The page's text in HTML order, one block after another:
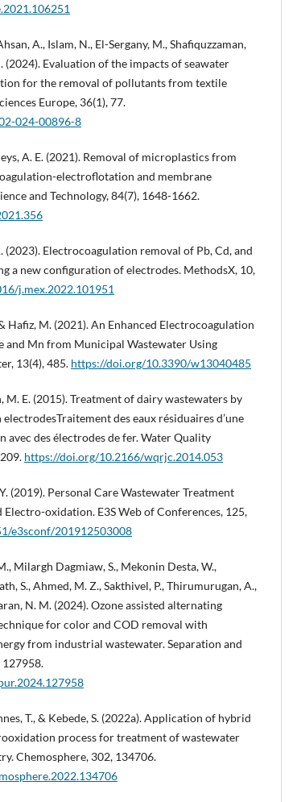
A., Islam, N., El-Sergany, M., Shafiquzzaman,
(2024). Evaluation of the impacts of seawater
for the removal of pollutants from textile
Europe, 36(1), 77.
024-00896-8
A. E. (2021). Removal of microplastics from
electroflotation and membrane
and Technology, 84(7), 1648-1662.
(2023). Electrocoagulation removal of Pb, Cd, and
a new configuration of electrodes. MethodsX, 10,
j.mex.2022.101951
Hafiz, M. (2021). An Enhanced Electrocoagulation
and Mn from Municipal Wastewater Using
13(4), 485. https://doi.org/10.3390/w13040485
M. E. (2015). Treatment of dairy wastewaters by
des eaux résiduaires d’une
des électrodes de fer. Water Quality
https://doi.org/10.2166/wqrjc.2014.053
(2019). Personal Care Wastewater Treatment
oxidation. E3S Web of Conferences, 125,
e3sconf/201912503008
Milargh Dagmiaw, S., Mekonin Desta, W.,
S., Ahmed, M. Z., Sakthivel, P., Thirumurugan, A.,
N. M. (2024). Ozone assisted alternating
for color and COD removal with
from industrial wastewater. Separation and
127958.
T., & Kebede, S. (2022a). Application of hybrid
process for treatment of wastewater
Chemosphere, 302, 134706.